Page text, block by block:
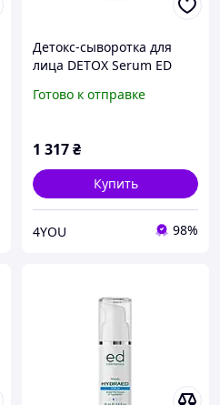
Детокс-сыворотка для
лица DETOX Serum ED
Готово к отправке
1 317₴
Купить
4YOU 98%